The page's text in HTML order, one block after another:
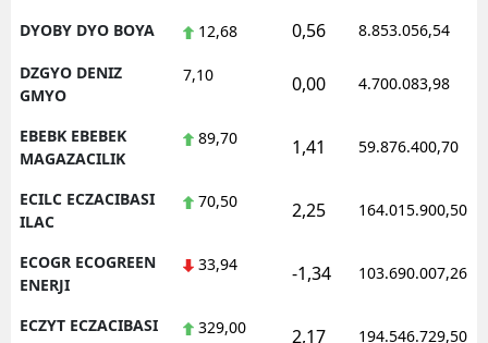
DYOBY DYO BOYA 12,68 0,56 8.853.056,54
DZGYO DENIZ
GMYO
7,10 0,00 4.700.083,98
EBEBK EBEBEK
MAGAZACILIK
89,70 1,41 59.876.400,70
ECILC ECZACIBASI
ILAC
70,50 2,25 164.015.900,50
ECOGR ECOGREEN
ENERJI
33,94 -1,34 103.690.007,26
ECZYT ECZACIBASI
329,00 2,17 194.546.729,50